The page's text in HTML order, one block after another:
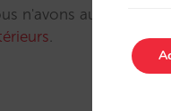
n'avons aucun
.